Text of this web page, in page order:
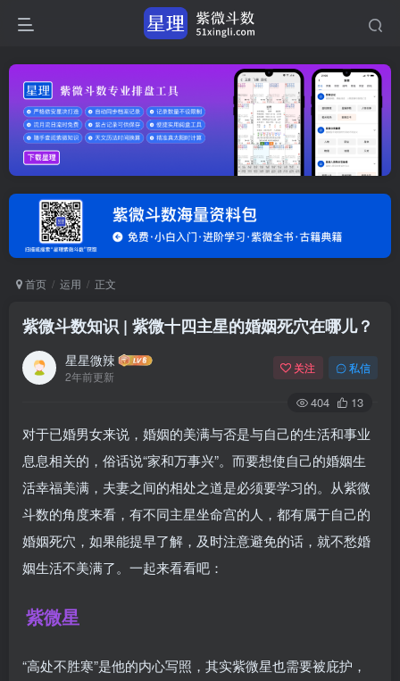
首页 运用 正文
紫微斗数知识 | 紫微十四主星的婚姻死穴在哪儿？
星星微辣
2年前更新
关注 私信
404 13
对于已婚男女来说，婚姻的美满与否是与自己的生活和事业
息息相关的，俗话说“家和万事兴”。而要想使自己的婚姻生
活幸福美满，夫妻之间的相处之道是必须要学习的。从紫微
斗数的角度来看，有不同主星坐命宫的人，都有属于自己的
婚姻死穴，如果能提早了解，及时注意避免的话，就不愁婚
姻生活不美满了。一起来看看吧：
紫微星
“高处不胜寒”是他的内心写照，其实紫微星也需要被庇护，